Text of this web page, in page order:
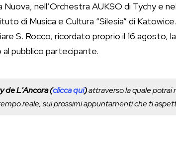
nell’Orchestra AUKSO di Tychy e
di Musica e Cultura “Silesia” di
S. Rocco, ricordato proprio il 16 agosto,
pubblico partecipante.
de L'Ancora (clicca qui)attraverso la quale potrai
reale, sui prossimi appuntamenti che ti